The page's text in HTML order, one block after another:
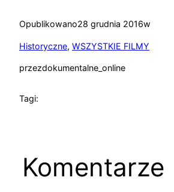
Opublikowano28 grudnia 2016w
Historyczne, WSZYSTKIE FILMY
przezdokumentalne_online
Tagi:
Komentarze